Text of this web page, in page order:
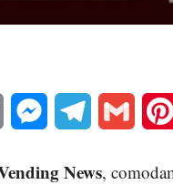
Email MessengerTelegram Gmail
News,